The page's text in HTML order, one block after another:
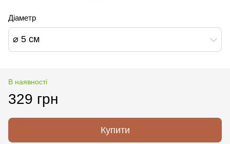
Діаметр
⌀ 5 см
В наявності
329 грн
Купити